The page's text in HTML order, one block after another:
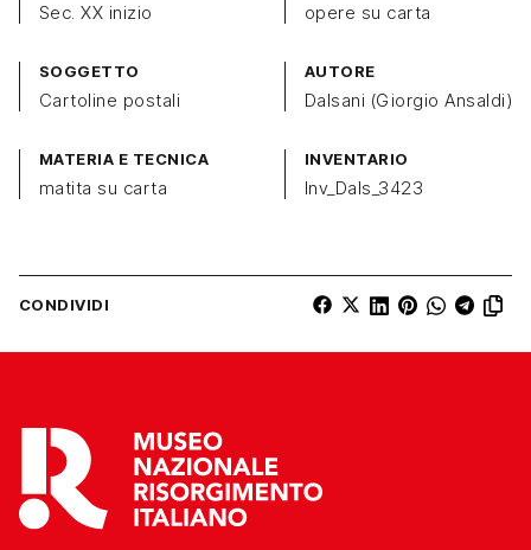
Sec. XX inizio opere su carta
SOGGETTO
Cartoline postali
AUTORE
Dalsani (Giorgio Ansaldi)
MATERIA E TECNICA
matita su carta
INVENTARIO
Inv_Dals_3423
CONDIVIDI